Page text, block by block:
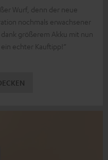
Wurf, denn der neue
nochmals erwachsener
größerem Akku mit nun
echter Kauftipp!“